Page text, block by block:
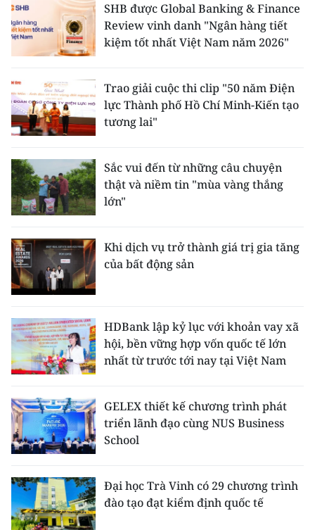
SHB được Global Banking & Finance
Review vinh danh "Ngân hàng tiết
kiệm tốt nhất Việt Nam năm 2026"
Trao giải cuộc thi clip "50 năm Điện
lực Thành phố Hồ Chí Minh-Kiến tạo
tương lai"
Sắc vui đến từ những câu chuyện
thật và niềm tin "mùa vàng thắng
lớn"
Khi dịch vụ trở thành giá trị gia tăng
của bất động sản
HDBank lập kỷ lục với khoản vay xã
hội, bền vững hợp vốn quốc tế lớn
nhất từ trước tới nay tại Việt Nam
GELEX thiết kế chương trình phát
triển lãnh đạo cùng NUS Business
School
Đại học Trà Vinh có 29 chương trình
đào tạo đạt kiểm định quốc tế